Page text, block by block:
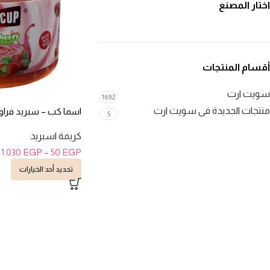
اختار المصنع
أقسام المنتجات
سويت ارت 1692
منتجات الجديدة فى سويت ارت 5 اسما كب – سبريد فراولة 200
كريمة اسبريد
50 EGP
–
1.030 EGP
تحديد أحد الخيارات